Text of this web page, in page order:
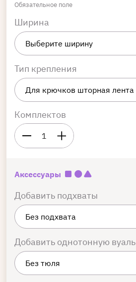
Обязательное поле
Ширина
Тип крепления
Комплектов
1
Аксессуары
Добавить подхваты
Добавить однотонную вуаль